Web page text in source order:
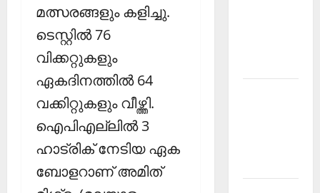
മത്സരങ്ങളും കളിച്ചു.
ടെസ്റ്റില്‍ 76
വിക്കറ്റുകളും
ഏകദിനത്തില്‍ 64
വക്കിറ്റുകളും വീഴ്ത്തി.
ഐപിഎല്ലില്‍ 3
ഹാട്രിക് നേടിയ ഏക
ബോളറാണ് അമിത്